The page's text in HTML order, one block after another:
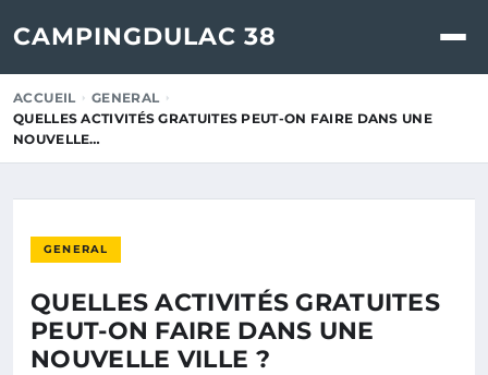
CAMPINGDULAC 38
ACCUEIL
GENERAL
QUELLES ACTIVITÉS GRATUITES PEUT-ON FAIRE DANS UNE
NOUVELLE…
GENERAL
QUELLES ACTIVITÉS GRATUITES
PEUT-ON FAIRE DANS UNE
NOUVELLE VILLE ?